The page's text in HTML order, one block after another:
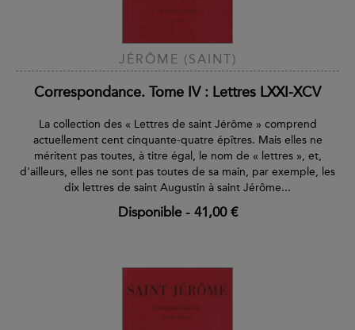
JÉRÔME (SAINT)
Correspondance. Tome IV : Lettres LXXI-XCV
La collection des « Lettres de saint Jérôme » comprend
actuellement cent cinquante-quatre épîtres. Mais elles ne
méritent pas toutes, à titre égal, le nom de « lettres », et,
d'ailleurs, elles ne sont pas toutes de sa main, par exemple, les
dix lettres de saint Augustin à saint Jérôme...
Disponible- 41,00 €